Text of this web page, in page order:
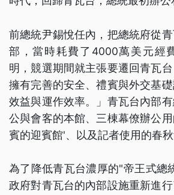
前總統尹錫悅任內，把總統府從
部，當時耗費了4000萬美元經
明，競選期間就主張要遷回青瓦
擁有完善的安全、禮賓與外交基
效益與運作效率。」青瓦台內部
公與會客的本館、三棟幕僚辦公
賓的迎賓館'、以及記者使用的春秋
為了降低青瓦台濃厚的"帝王式總
政府對青瓦台的內部設施重新進